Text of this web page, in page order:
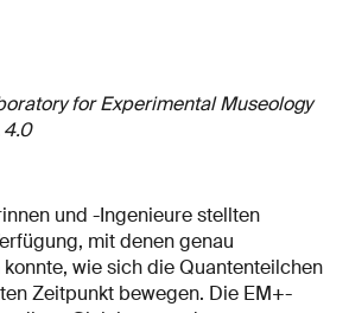
for Experimental Museology
4.0
und -Ingenieure stellten
mit denen genau
wie sich die Quantenteilchen
Zeitpunkt bewegen. Die EM+-